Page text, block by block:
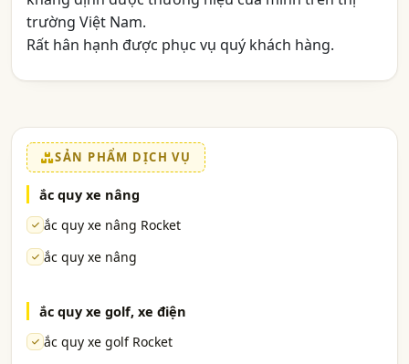
trường Việt Nam.
Rất hân hạnh được phục vụ quý khách hàng.
SẢN PHẨM DỊCH VỤ
ắc quy xe nâng
ắc quy xe nâng Rocket
ắc quy xe nâng
ắc quy xe golf, xe điện
ắc quy xe golf Rocket